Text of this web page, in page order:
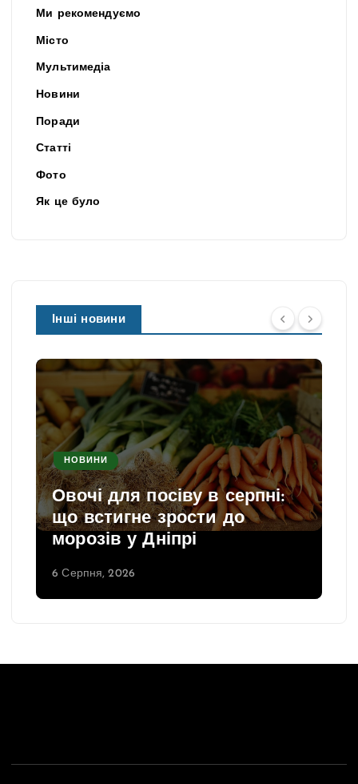
Ми рекомендуємо
Місто
Мультимедіа
Новини
Поради
Статті
Фото
Як це було
Інші новини
НОВИНИ
Овочі для посіву в серпні:
що встигне зрости до
морозів у Дніпрі
6 Серпня, 2026